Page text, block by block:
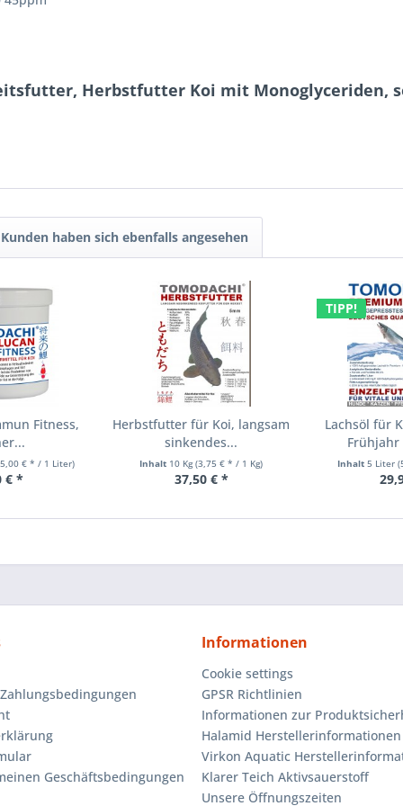
Herbstfutter Koi mit Monoglyceriden,
Kunden haben sich ebenfalls angesehen
Fitness,
€ * / 1 Liter)
€ *
Herbstfutter für Koi, langsam
sinkendes...
Inhalt 10 Kg(3,75 € * / 1 Kg)
37,50 € *
TIPP!
Lachsöl für
Frühjahr
Inhalt5 Liter
Geschäftsbedingungen
Informationen
Cookie settings
GPSR Richtlinien
Informationen zur
Halamid Herstellerinformationen
Virkon Aquatic
Klarer Teich Aktivsauerstoff
Unsere Öffnungszeiten